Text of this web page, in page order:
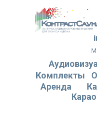
Комплекты
Аренда